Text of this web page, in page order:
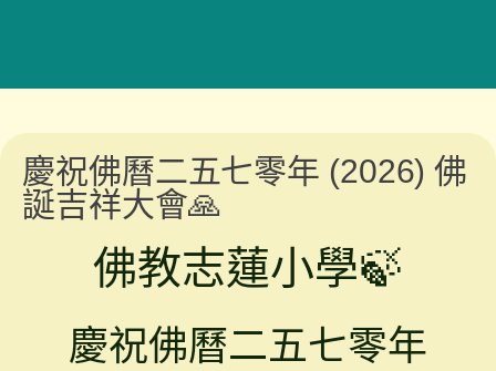
慶祝佛曆二五七零年 (2026) 佛
誕吉祥大會🙏
佛教志蓮小學🍃
慶祝佛曆二五七零年